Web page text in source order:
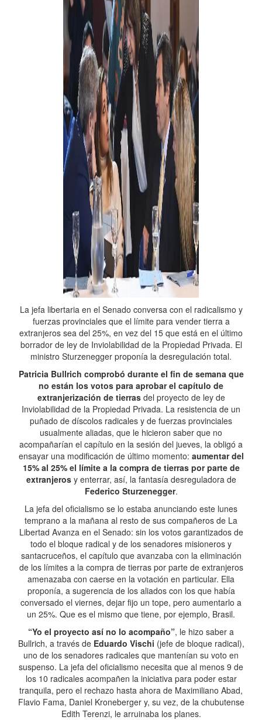
La jefa libertaria en el Senado conversa con el radicalismo y
fuerzas provinciales que el límite para vender tierra a
extranjeros sea del 25%, en vez del 15 que está en el último
borrador de ley de Inviolabilidad de la Propiedad Privada. El
ministro Sturzenegger proponía la desregulación total.
Patricia Bullrich comprobó durante el fin de semana que
no están los votos para aprobar el capítulo de
extranjerización de tierrasdel proyecto de ley de
Inviolabilidad de la Propiedad Privada. La resistencia de un
puñado de díscolos radicales y de fuerzas provinciales
usualmente aliadas, que le hicieron saber que no
acompañarían el capítulo en la sesión del jueves, la obligó a
ensayar una modificación de último momento: aumentar del
15% al 25% el límite a la compra de tierras por parte de
extranjerosy enterrar, así, la fantasía desreguladora de
Federico Sturzenegger.
La jefa del oficialismo se lo estaba anunciando este lunes
temprano a la mañana al resto de sus compañeros de La
Libertad Avanza en el Senado: sin los votos garantizados de
todo el bloque radical y de los senadores misioneros y
santacruceños, el capítulo que avanzaba con la eliminación
de los límites a la compra de tierras por parte de extranjeros
amenazaba con caerse en la votación en particular. Ella
proponía, a sugerencia de los aliados con los que había
conversado el viernes, dejar fijo un tope, pero aumentarlo a
un 25%. Que es el mismo que tiene, por ejemplo, Brasil.
“Yo el proyecto así no lo acompaño”, le hizo saber a
Bullrich, a través de Eduardo Vischi (jefe de bloque radical),
uno de los senadores radicales que mantenían su voto en
suspenso. La jefa del oficialismo necesita que al menos 9 de
los 10 radicales acompañen la iniciativa para poder estar
tranquila, pero el rechazo hasta ahora de Maximiliano Abad,
Flavio Fama, Daniel Kroneberger y, su vez, de la chubutense
Edith Terenzi, le arruinaba los planes.